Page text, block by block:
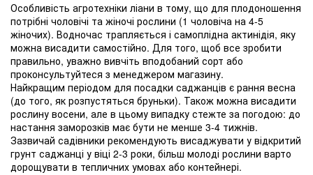
Особливість агротехніки ліани в тому, що для плодоношення
потрібні чоловічі та жіночі рослини (1 чоловіча на 4-5
жіночих). Водночас трапляється і самоплідна актинідія, яку
можна висадити самостійно. Для того, щоб все зробити
правильно, уважно вивчіть вподобаний сорт або
проконсультуйтеся з менеджером магазину.
Найкращим періодом для посадки саджанців є рання весна
(до того, як розпустяться бруньки). Також можна висадити
рослину восени, але в цьому випадку стежте за погодою: до
настання заморозків має бути не менше 3-4 тижнів.
Зазвичай садівники рекомендують висаджувати у відкритий
грунт саджанці у віці 2-3 роки, більш молоді рослини варто
дорощувати в тепличних умовах або контейнері.